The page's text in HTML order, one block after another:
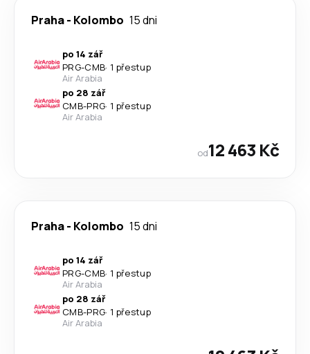
Praha- Kolombo 15 dni
po 14 zář
PRG-CMB· 1 přestup
Air Arabia
po 28 zář
CMB-PRG· 1 přestup
Air Arabia
od12 463 Kč
Praha- Kolombo 15 dni
po 14 zář
PRG-CMB· 1 přestup
Air Arabia
po 28 zář
CMB-PRG· 1 přestup
Air Arabia